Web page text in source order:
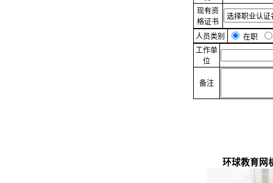
现有资
格证书
人员类别
在职
工作单
位
备注
环球教育网